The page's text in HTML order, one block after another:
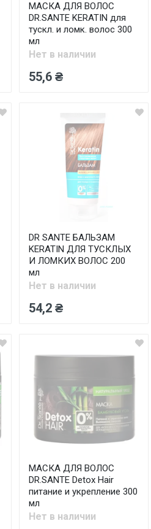
МАСКА ДЛЯ ВОЛОС
DR.SANTE KERATIN для
тускл. и ломк. волос 300
мл
Нет в наличии
55,6 ₴
DR SANTE БАЛЬЗАМ
KERATIN ДЛЯ ТУСКЛЫХ
И ЛОМКИХ ВОЛОС 200
мл
Нет в наличии
54,2 ₴
МАСКА ДЛЯ ВОЛОС
DR.SANTE Detox Hair
питание и укрепление 300
мл
Нет в наличии